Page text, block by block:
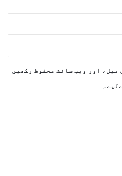
میل، اور ویب سائٹ محفوظ رکھیں